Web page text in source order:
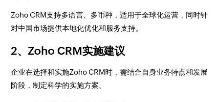
Zoho CRM支持多语言、多币种，适用于全球化运营，同时针
对中国市场提供本地化优化和服务支持。
2、Zoho CRM实施建议
企业在选择和实施Zoho CRM时，需结合自身业务特点和发展
阶段，制定科学的实施方案。